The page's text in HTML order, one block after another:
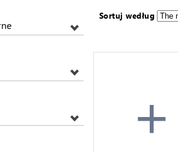
Sortuj według
+